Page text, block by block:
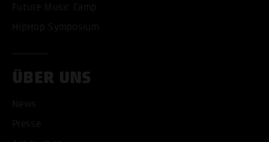
Future Music Camp
HipHop Symposium
ÜBER UNS
News
Presse